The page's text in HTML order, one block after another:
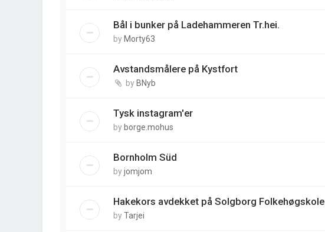
Bål i bunker på Ladehammeren Tr.hei.
by Morty63
Avstandsmålere på Kystfort
by BNyb
Tysk instagram'er
by borge.mohus
Bornholm Süd
byjomjom
Hakekors avdekket på Solgborg Folkehøgskole
byTarjei